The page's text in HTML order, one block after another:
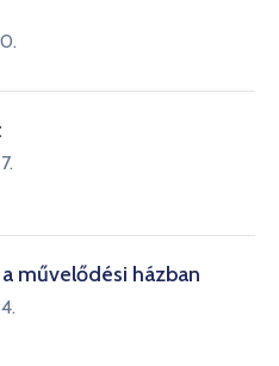
művelődési házban